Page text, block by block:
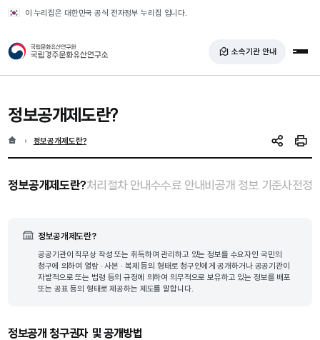
이 누리집은 대한민국 공식 전자정부 누리집 입니다.
국가유산청 국립경주문화유산연구소 소속기관 안내 전
정보공개제도란?
홈 현재 위치
정보공개제도란? SNS 공유인쇄
정보공개제도란?
선택됨
선택됨 처리절차 안내수수료 안내비공개 정보 기준사전정
정보공개제도란?
공공기관이 직무상 작성 또는 취득하여 관리하고 있는 정보를 수요자인 국민의
청구에 의하여 열람 · 사본 · 복제 등의 형태로 청구인에게 공개하거나 공공기관이
자발적으로 또는 법령 등의 규정에 의하여 의무적으로 보유하고 있는 정보를 배포
또는 공표 등의 형태로 제공하는 제도를 말합니다.
정보공개 청구권자 및 공개방법